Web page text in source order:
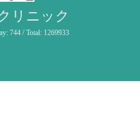
リニック
744/ Total: 1269933